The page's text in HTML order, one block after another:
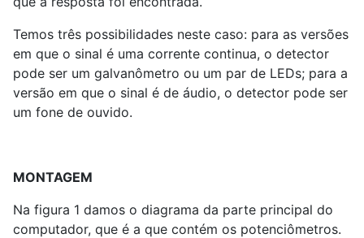
Temos três possibilidades neste caso: para as versões
em que o sinal é uma corrente continua, o detector
pode ser um galvanômetro ou um par de LEDs; para a
versão em que o sinal é de áudio, o detector pode ser
um fone de ouvido.
MONTAGEM
Na figura 1 damos o diagrama da parte principal do
computador, que é a que contém os potenciômetros.